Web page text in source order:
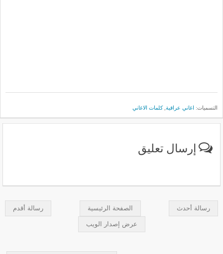
التسميات: اغاني عراقية ,كلمات الاغاني
إرسال تعليق
رسالة أحدث رسالة أقدم الصفحة الرئيسية
عرض إصدار الويب